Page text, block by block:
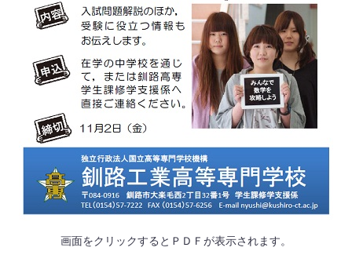
画面をクリックするとＰＤＦが表示されます。